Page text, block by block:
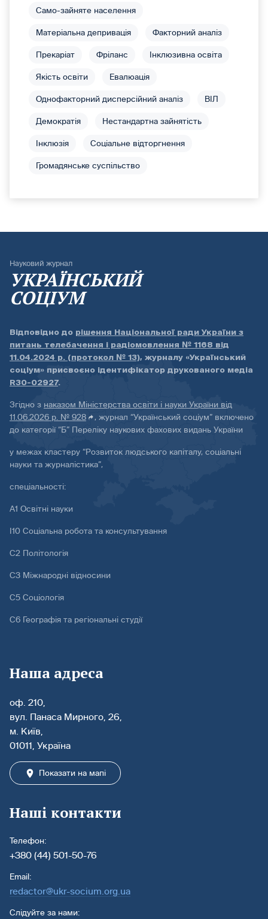
Само-зайняте населення
Матеріальна депривація Факторний аналіз
Прекаріат Фріланс Інклюзивна освіта
Якість освіти Евалюація
Однофакторний дисперсійний аналіз ВІЛ
Демократія Нестандартна зайнятість
Інклюзія Соціальне відторгнення
Громадянське суспільство
Науковий журнал
УКРАЇНСЬКИЙ
СОЦІУМ
Відповідно до рішення Національної ради України з
питань телебачення і радіомовлення № 1168 від
11.04.2024 р. (протокол № 13), журналу «Український
соціум» присвоєно ідентифікатор друкованого медіа
R30-02927.
Згідно з наказом Міністерства освіти і науки України від
11.06.2026 р. № 928
, журнал “Український соціум” включено
до категорії “Б” Переліку наукових фахових видань України
у межах кластеру “Розвиток людського капіталу, соціальні
науки та журналістика”,
спеціальності:
А1 Освітні науки
І10 Соціальна робота та консультування
С2 Політологія
С3 Міжнародні відносини
С5 Соціологія
С6 Географія та регіональні студії
Наша адреса
оф. 210,
вул. Панаса Мирного, 26,
м. Київ,
01011, Україна
Показати на мапі
Наші контакти
Телефон:
+380 (44) 501-50-76
Email:
redactor@ukr-socium.org.ua
Слідуйте за нами: